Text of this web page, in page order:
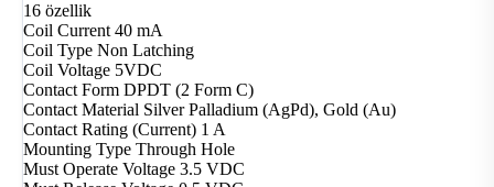
16 özellik
Coil Current 40 mA
Coil Type Non Latching
Coil Voltage 5VDC
Contact Form DPDT (2 Form C)
Contact Material Silver Palladium (AgPd), Gold (Au)
Contact Rating (Current) 1 A
Mounting Type Through Hole
Must Operate Voltage 3.5 VDC